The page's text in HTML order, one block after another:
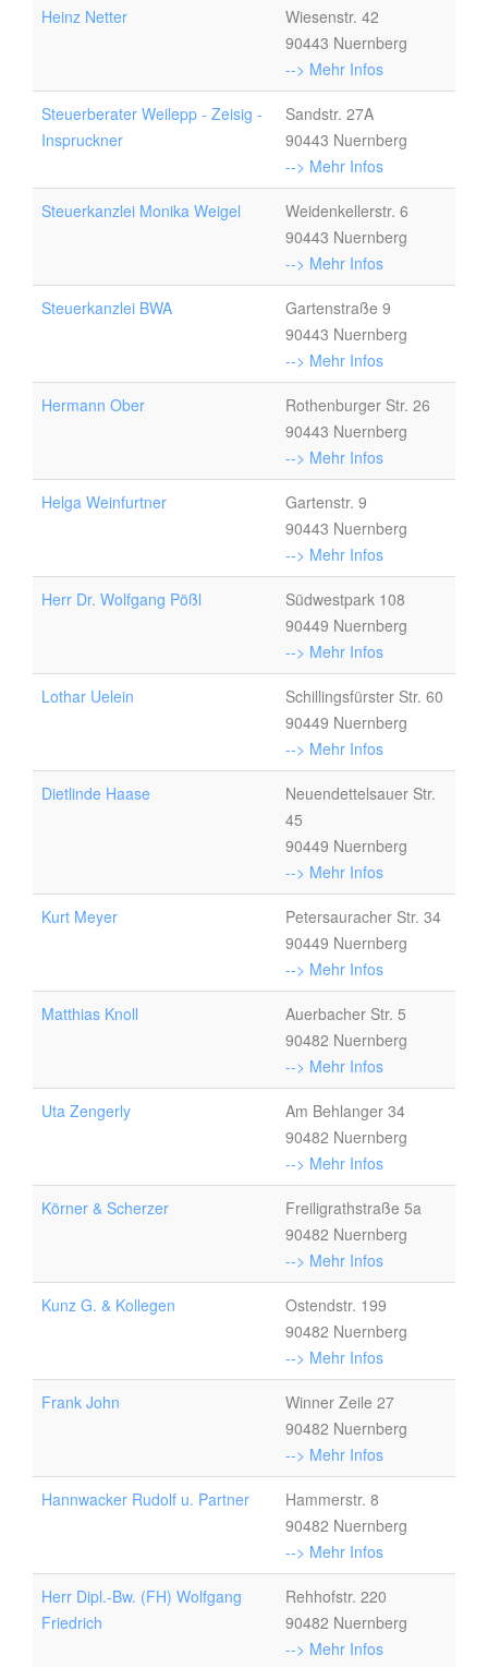
Heinz Netter
Wiesenstr. 42
90443 Nuernberg
--> Mehr Infos
Steuerberater Weilepp - Zeisig -
Inspruckner
Sandstr. 27A
90443 Nuernberg
--> Mehr Infos
Steuerkanzlei Monika Weigel
Weidenkellerstr. 6
90443 Nuernberg
--> Mehr Infos
Steuerkanzlei BWA
Gartenstraße 9
90443 Nuernberg
--> Mehr Infos
Hermann Ober
Rothenburger Str. 26
90443 Nuernberg
--> Mehr Infos
Helga Weinfurtner
Gartenstr. 9
90443 Nuernberg
--> Mehr Infos
Herr Dr. Wolfgang Pößl
Südwestpark 108
90449 Nuernberg
--> Mehr Infos
Lothar Uelein
Schillingsfürster Str. 60
90449 Nuernberg
--> Mehr Infos
Dietlinde Haase
Neuendettelsauer Str.
45
90449 Nuernberg
--> Mehr Infos
Kurt Meyer
Petersauracher Str. 34
90449 Nuernberg
--> Mehr Infos
Matthias Knoll
Auerbacher Str. 5
90482 Nuernberg
--> Mehr Infos
Uta Zengerly
Am Behlanger 34
90482 Nuernberg
--> Mehr Infos
Körner & Scherzer
Freiligrathstraße 5a
90482 Nuernberg
--> Mehr Infos
Kunz G. & Kollegen
Ostendstr. 199
90482 Nuernberg
--> Mehr Infos
Frank John
Winner Zeile 27
90482 Nuernberg
--> Mehr Infos
Hannwacker Rudolf u. Partner
Hammerstr. 8
90482 Nuernberg
--> Mehr Infos
Herr Dipl.-Bw. (FH) Wolfgang
Friedrich
Rehhofstr. 220
90482 Nuernberg
--> Mehr Infos